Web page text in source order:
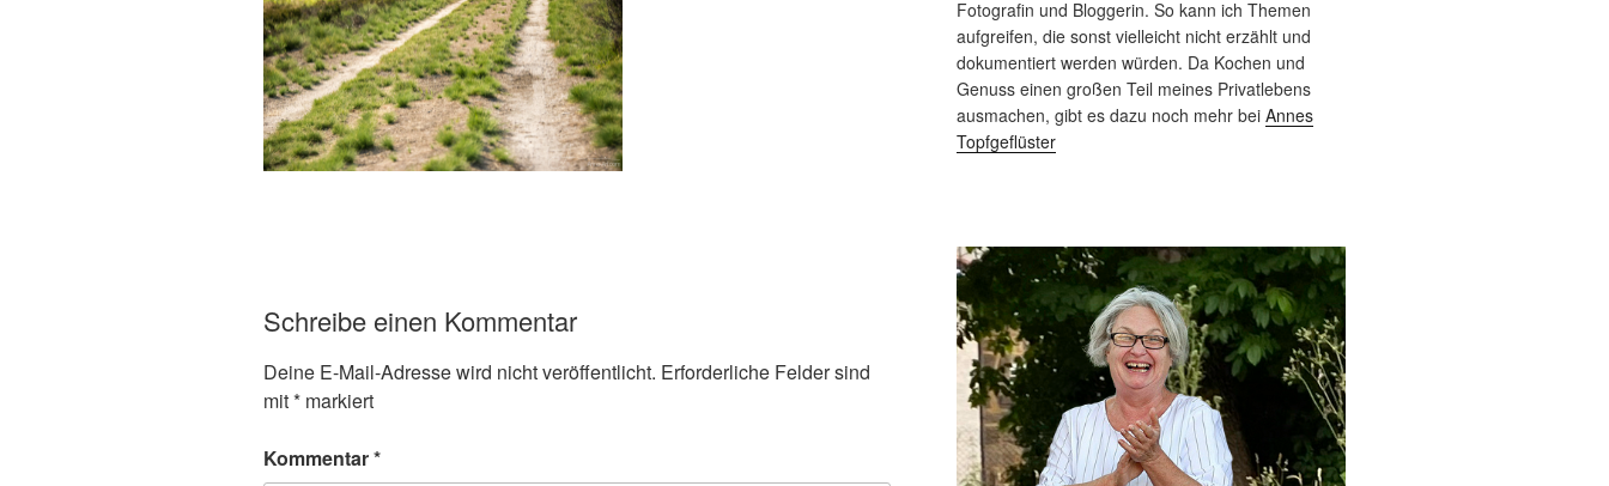
Schreibe einen Kommentar
Deine E-Mail-Adresse wird nicht veröffentlicht. Erforderliche Felder sind
mit* markiert
Kommentar*
Fotografin und Bloggerin. So kann ich Themen
aufgreifen, die sonst vielleicht nicht erzählt und
dokumentiert werden würden. Da Kochen und
Genuss einen großen Teil meines Privatlebens
ausmachen, gibt es dazu noch mehr bei Annes
Topfgeflüster